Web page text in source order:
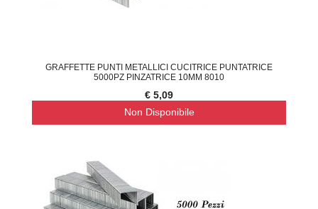
GRAFFETTE PUNTI METALLICI CUCITRICE PUNTATRICE
5000PZ PINZATRICE 10MM 8010
€ 5,09
Non Disponibile